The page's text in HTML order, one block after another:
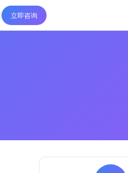
立即咨询